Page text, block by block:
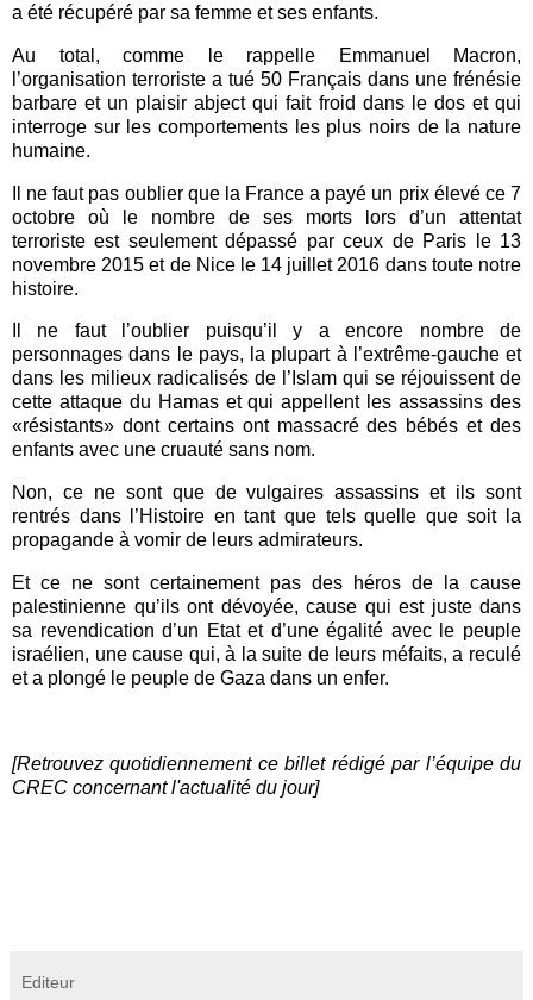
a été récupéré par sa femme et ses enfants.
Au total, comme le rappelle Emmanuel Macron,
l’organisation terroriste a tué 50 Français dans une frénésie
barbare et un plaisir abject qui fait froid dans le dos et qui
interroge sur les comportements les plus noirs de la nature
humaine.
Il ne faut pas oublier que la France a payé un prix élevé ce 7
octobre où le nombre de ses morts lors d’un attentat
terroriste est seulement dépassé par ceux de Paris le 13
novembre 2015 et de Nice le 14 juillet 2016 dans toute notre
histoire.
Il ne faut l’oublier puisqu’il y a encore nombre de
personnages dans le pays, la plupart à l’extrême-gauche et
dans les milieux radicalisés de l’Islam qui se réjouissent de
cette attaque du Hamas et qui appellent les assassins des
«résistants» dont certains ont massacré des bébés et des
enfants avec une cruauté sans nom.
Non, ce ne sont que de vulgaires assassins et ils sont
rentrés dans l’Histoire en tant que tels quelle que soit la
propagande à vomir de leurs admirateurs.
Et ce ne sont certainement pas des héros de la cause
palestinienne qu’ils ont dévoyée, cause qui est juste dans
sa revendication d’un Etat et d’une égalité avec le peuple
israélien, une cause qui, à la suite de leurs méfaits, a reculé
et a plongé le peuple de Gaza dans un enfer.
[Retrouvez quotidiennement ce billet rédigé par l’équipe du
CREC concernant l'actualité du jour]
Editeur